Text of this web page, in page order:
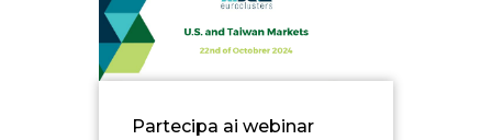
Partecipa ai webinar